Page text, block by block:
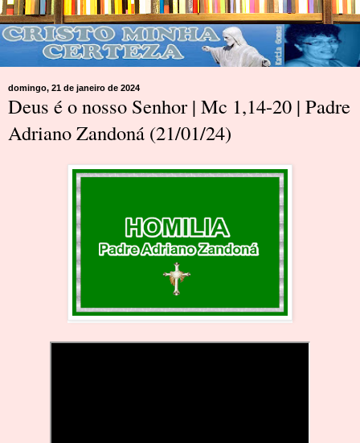
domingo, 21 de janeiro de 2024
Deus é o nosso Senhor | Mc 1,14-20 | Padre
Adriano Zandoná (21/01/24)